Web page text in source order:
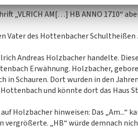
„VLRICH AM[…] HB ANNO 1710“
Vater des Hottenbacher Schultheißen
Andreas Holzbacher handelte.
Erwähnung. Holzbacher,
Schauren. Dort wurden in den
und könnte dort das Haus
Holzbacher hinweisen: Das „Am...“
vergrößerte. „HB“ würde demnach